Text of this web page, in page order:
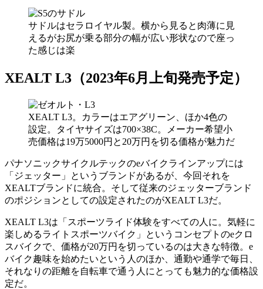
サドルはセラロイヤル製。横から見ると肉薄に見
えるがお尻が乗る部分の幅が広い形状なので座っ
た感じは楽
XEALT L3（2023年6月上旬発売予定）
XEALT L3。カラーはエアグリーン、ほか4色の
設定。タイヤサイズは700×38C。メーカー希望小
売価格は19万5000円と20万円を切る価格が魅力だ
パナソニックサイクルテックのeバイクラインアップには
「ジェッター」というブランドがあるが、今回それを
XEALTブランドに統合。そして従来のジェッターブランド
のポジションとしての設定されたのがXEALT L3だ。
XEALT L3は「スポーツライド体験をすべての人に。気軽に
楽しめるライトスポーツバイク」というコンセプトのeクロ
スバイクで、価格が20万円を切っているのは大きな特徴。e
バイク趣味を始めたいという人のほか、通勤や通学で毎日、
それなりの距離を自転車で通う人にとっても魅力的な価格設
定だ。